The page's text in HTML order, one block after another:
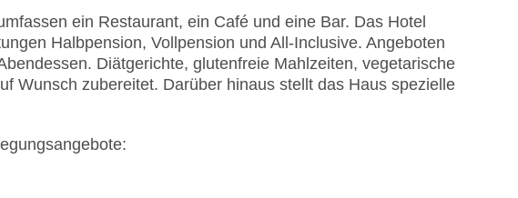
ein Restaurant, ein Café und eine Bar. Das Hotel
Halbpension, Vollpension und All-Inclusive. Angeboten
Diätgerichte, glutenfreie Mahlzeiten, vegetarische
Wunsch zubereitet. Darüber hinaus stellt das Haus spezielle